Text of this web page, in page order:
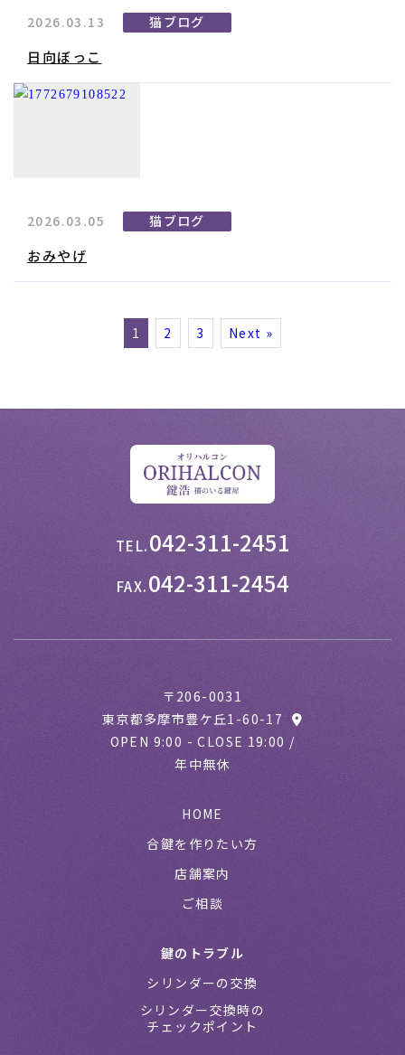
2026.03.13 猫ブログ
日向ぼっこ
2026.03.05 猫ブログ
おみやげ
1 2 3 Next »
TEL.042-311-2451
FAX.042-311-2454
〒206-0031
東京都多摩市豊ケ丘1-60-17
OPEN 9:00 - CLOSE 19:00 /
年中無休
HOME
合鍵を作りたい方
店舗案内
ご相談
鍵のトラブル
シリンダーの交換
シリンダー交換時の
チェックポイント